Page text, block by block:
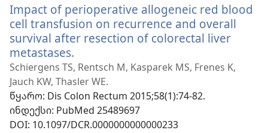
Impact of perioperative allogeneic red blood
cell transfusion on recurrence and overall
survival after resection of colorectal liver
metastases.
ახალი
ფანჯარა)
Schiergens TS, Rentsch M, Kasparek MS, Frenes K,
Jauch KW, Thasler WE.
წყარო‎: Dis Colon Rectum 2015;58(1):74-82.
ინდექსი‎: PubMed 25489697
DOI‎: 10.1097/DCR.0000000000000233